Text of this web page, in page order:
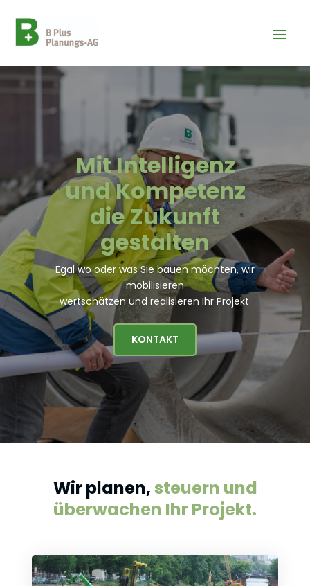
Mit Intelligenz
und Kompetenz
die Zukunft
gestalten
Egal wo oder was Sie bauen möchten, wir
mobilisieren
wertschätzen und realisieren Ihr Projekt.
KONTAKT
Wir planen,steuern und
überwachen Ihr Projekt.